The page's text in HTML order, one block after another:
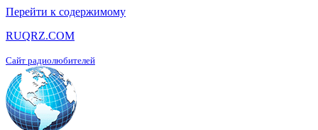
Перейти к содержимому
RUQRZ.COM
Сайт радиолюбителей